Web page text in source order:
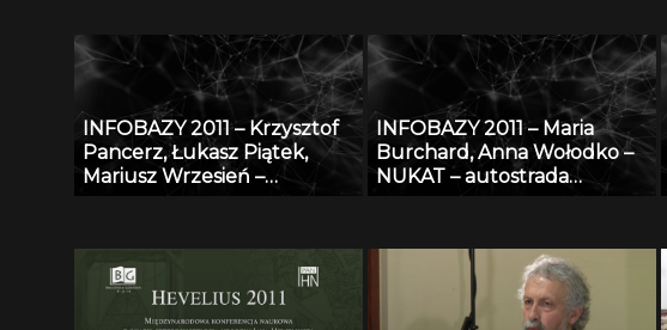
atmosferycznych
„Rozbudowa i
przekształcenie
bibliograficznej bazy
danych AGRO w bazę
bibliograficzno-abstraktową
z wykorzystaniem
oprogramowania YA
INFOBAZY 2011 – Krzysztof
Pancerz, Łukasz Piątek,
Mariusz Wrzesień –
zastosowaniem metod
konstruktywnej indukcji
oraz zbiorów przybliżonych
INFOBAZY 2011 – Maria
Burchard, Anna Wołodko –
NUKAT – autostrada